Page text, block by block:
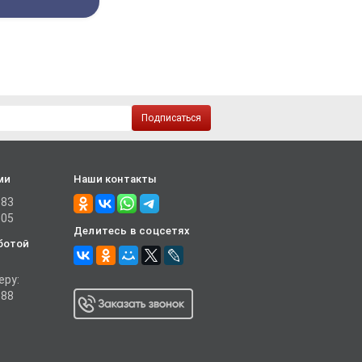
Подписаться
Наши контакты
Делитесь в соцсетях